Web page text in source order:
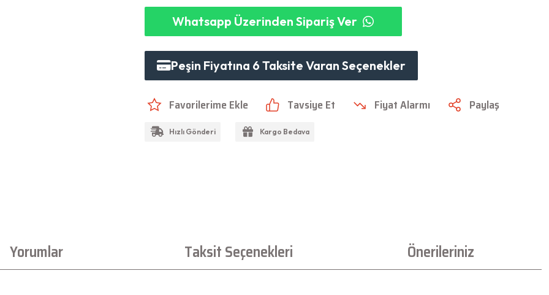
Whatsapp Üzerinden Sipariş Ver
Peşin Fiyatına 6 Taksite Varan Seçenekler
Tavsiye Et Fiyat Alarmı Paylaş
Hızlı Gönderi Kargo Bedava
Yorumlar Taksit Seçenekleri Önerileriniz